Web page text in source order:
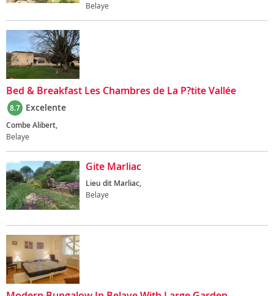
Belaye
Bed & Breakfast Les Chambres de La P?tite Vallée
8.7 Excelente
Combe Alibert,
Belaye
Gite Marliac
Lieu dit Marliac,
Belaye